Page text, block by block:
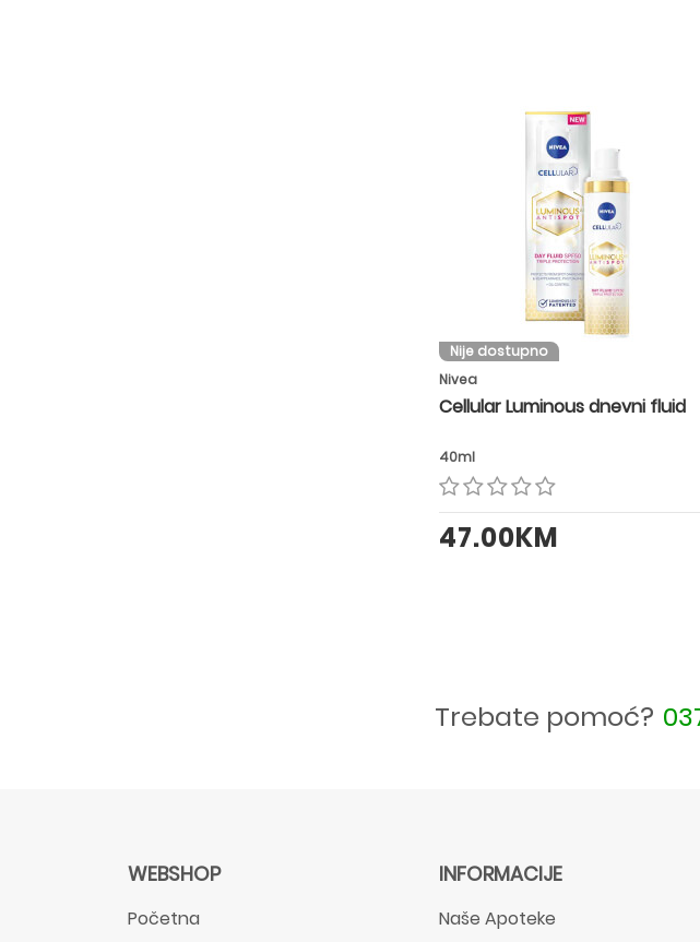
Nije dostupno
Nivea
Cellular Luminous dnevni fluid
40ml
47.00KM
Trebate pomoć?
WEBSHOP
Početna
INFORMACIJE
Naše Apoteke